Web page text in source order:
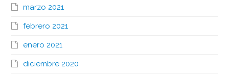
marzo 2021
febrero 2021
enero 2021
diciembre 2020